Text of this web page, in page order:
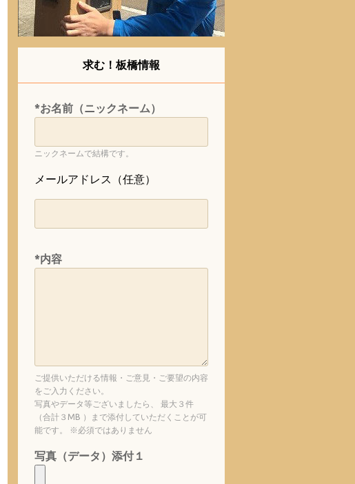
求む！板橋情報
*お名前（ニックネーム）
ニックネームで結構です。
メールアドレス（任意）
*内容
ご提供いただける情報・ご意見・ご要望の内容
をご入力ください。
写真やデータ等ございましたら、 最大３件
（合計３MB ）まで添付していただくことが可
能です。 ※必須ではありません
写真（データ）添付１